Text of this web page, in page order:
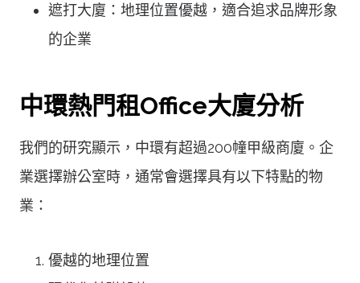
遮打大廈：地理位置優越，適合追求品牌形象
的企業
中環熱門租Office大廈分析
我們的研究顯示，中環有超過200幢甲級商廈。企
業選擇辦公室時，通常會選擇具有以下特點的物
業：
優越的地理位置